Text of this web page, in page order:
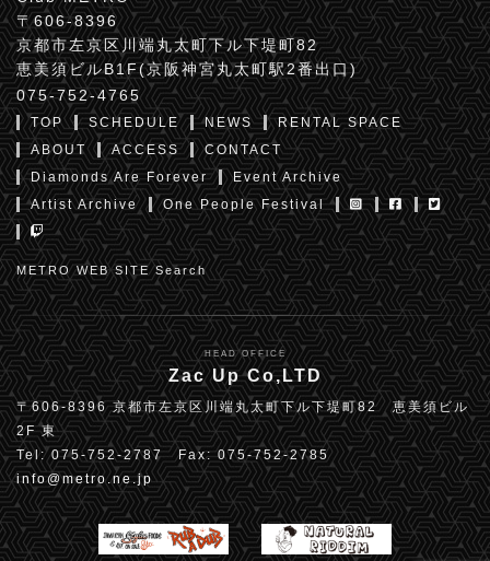
〒606-8396
京都市左京区川端丸太町下ル下堤町82
恵美須ビルB1F(京阪神宮丸太町駅2番出口)
075-752-4765
TOP SCHEDULE NEWS
RENTAL SPACE
ABOUT
ACCESS
CONTACT
Diamonds Are Forever
Event Archive
Artist Archive
One People Festival
METRO WEB SITE Search
HEAD OFFICE
Zac Up Co,LTD
〒606-8396 京都市左京区川端丸太町下ル下堤町82 恵美須ビル
2F 東
Tel: 075-752-2787 Fax: 075-752-2785
info@metro.ne.jp